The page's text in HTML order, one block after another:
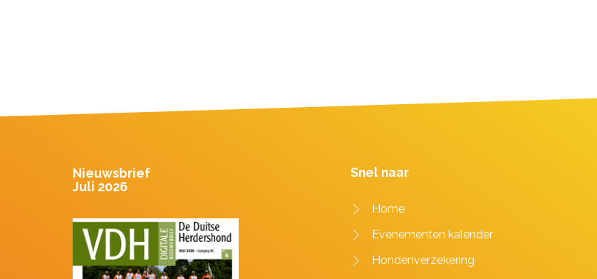
Nieuwsbrief
Juli 2026
Snel naar
Home
Evenementen kalender
Hondenverzekering